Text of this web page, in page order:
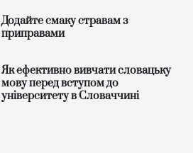
Додайте смаку стравам з
приправами
Як ефективно вивчати словацьку
мову перед вступом до
університету в Словаччині